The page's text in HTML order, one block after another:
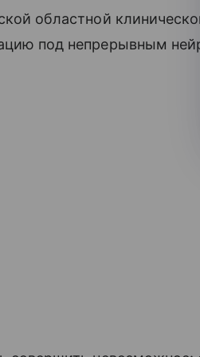
областной
под непрерывным